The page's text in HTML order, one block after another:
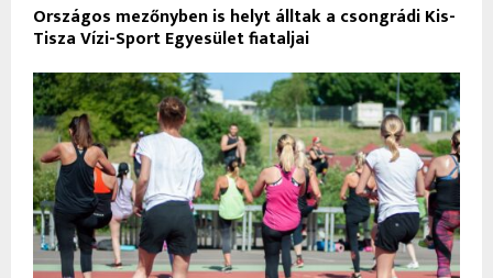
Országos mezőnyben is helyt álltak a csongrádi Kis-
Tisza Vízi-Sport Egyesület fiataljai